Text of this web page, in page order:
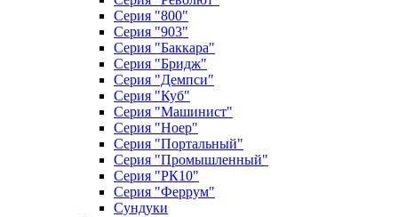
Серия "800"
Серия "903"
Серия "Баккара"
Серия "Бридж"
Серия "Демпси"
Серия "Куб"
Серия "Машинист"
Серия "Ноер"
Серия "Портальный"
Серия "Промышленный"
Серия "РК10"
Серия "Феррум"
Сундуки